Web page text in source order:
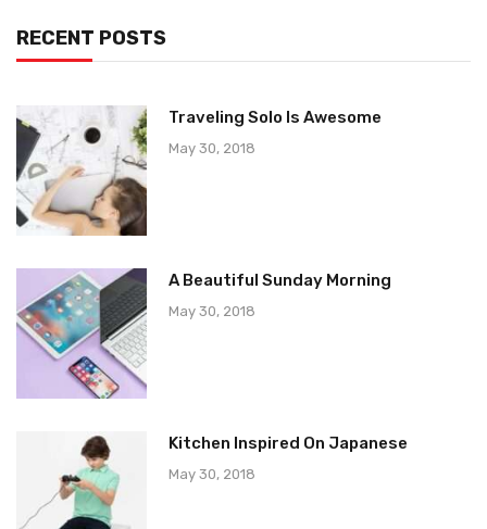
RECENT POSTS
Traveling Solo Is Awesome
May 30, 2018
A Beautiful Sunday Morning
May 30, 2018
Kitchen Inspired On Japanese
May 30, 2018